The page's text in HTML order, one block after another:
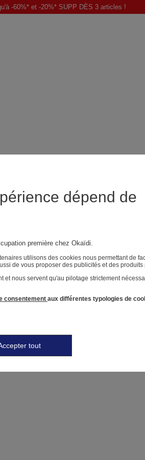
-60%* et -20%* SUPP DÈS 3 articles !
dépend de
première chez Okaïdi.
utilisons des cookies nous permettant de
de vous proposer des publicités et des
et nous servent qu'au pilotage strictement
consentement aux différentes typologies de
tout